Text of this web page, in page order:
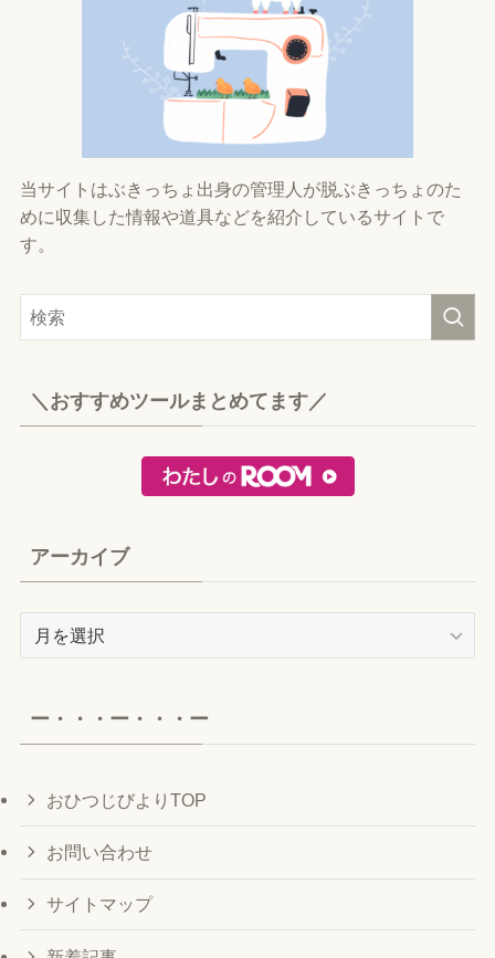
当サイトはぶきっちょ出身の管理人が脱ぶきっちょのた
めに収集した情報や道具などを紹介しているサイトで
す。
＼おすすめツールまとめてます／
アーカイブ
ー・・・ー・・・ー
おひつじびよりTOP
お問い合わせ
サイトマップ